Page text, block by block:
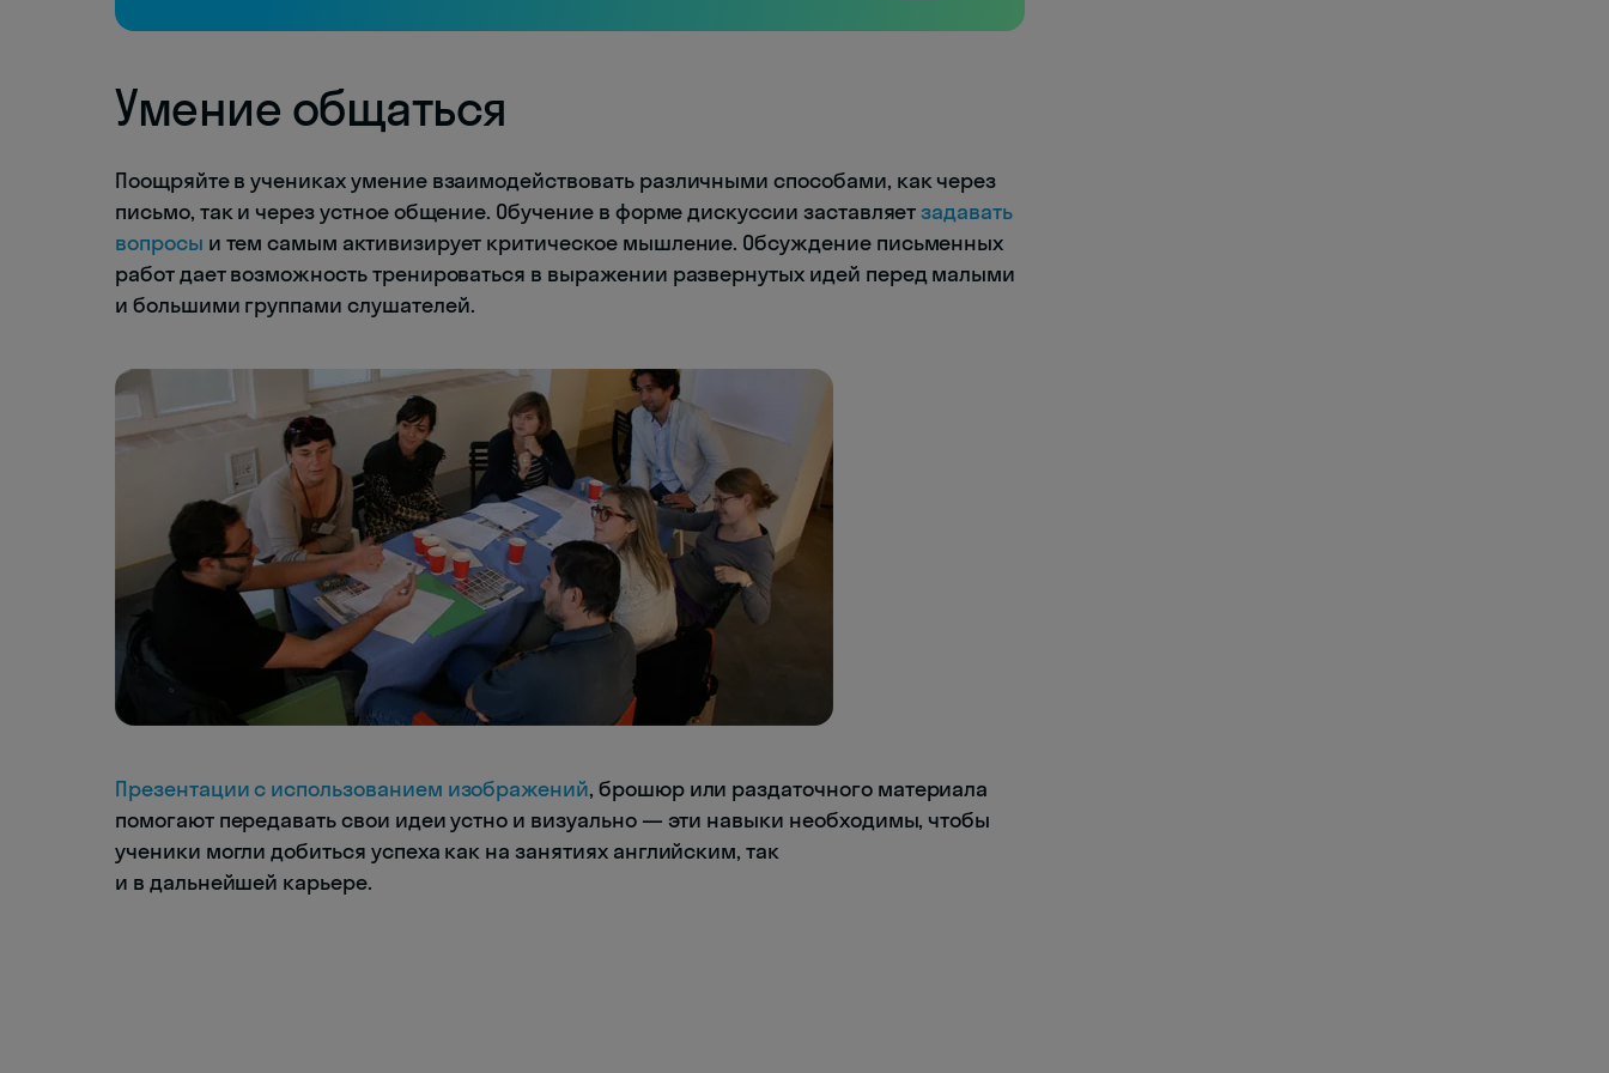
Умение общаться
Поощряйте в учениках умение взаимодействовать различными способами, как через
письмо, так и через устное общение. Обучение в форме дискуссии заставляетзадавать
вопросы и тем самым активизирует критическое мышление. Обсуждение письменных
работ дает возможность тренироваться в выражении развернутых идей перед малыми
и большими группами слушателей.
Презентации с использованием изображений, брошюр или раздаточного материала
помогают передавать свои идеи устно и визуально — эти навыки необходимы, чтобы
ученики могли добиться успеха как на занятиях английским, так
и в дальнейшей карьере.